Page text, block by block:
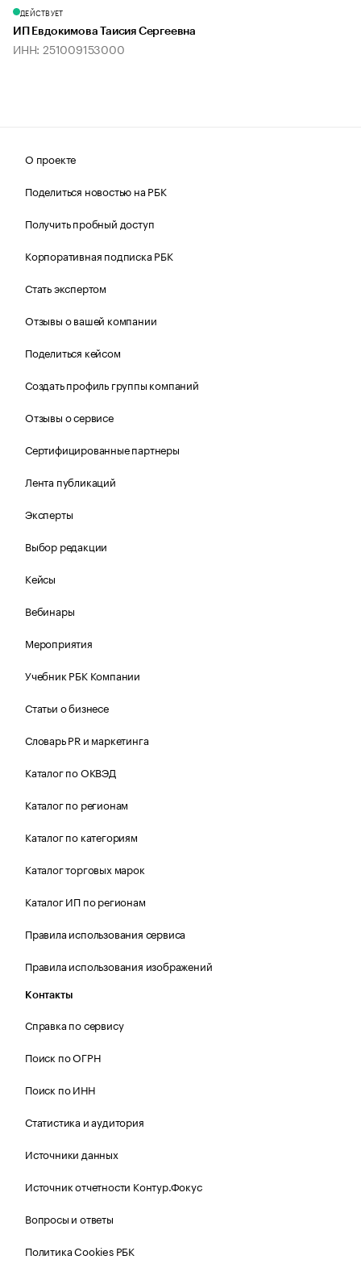
ДЕЙСТВУЕТ
ИП Евдокимова Таисия Сергеевна
ИНН: 251009153000
О проекте
Поделиться новостью на РБК
Получить пробный доступ
Корпоративная подписка РБК
Стать экспертом
Отзывы о вашей компании
Поделиться кейсом
Создать профиль группы компаний
Отзывы о сервисе
Сертифицированные партнеры
Лента публикаций
Эксперты
Выбор редакции
Кейсы
Вебинары
Мероприятия
Учебник РБК Компании
Статьи о бизнесе
Словарь PR и маркетинга
Каталог по ОКВЭД
Каталог по регионам
Каталог по категориям
Каталог торговых марок
Каталог ИП по регионам
Правила использования сервиса
Правила использования изображений
Контакты
Справка по сервису
Поиск по ОГРН
Поиск по ИНН
Статистика и аудитория
Источники данных
Источник отчетности Контур.Фокус
Вопросы и ответы
Политика Cookies РБК